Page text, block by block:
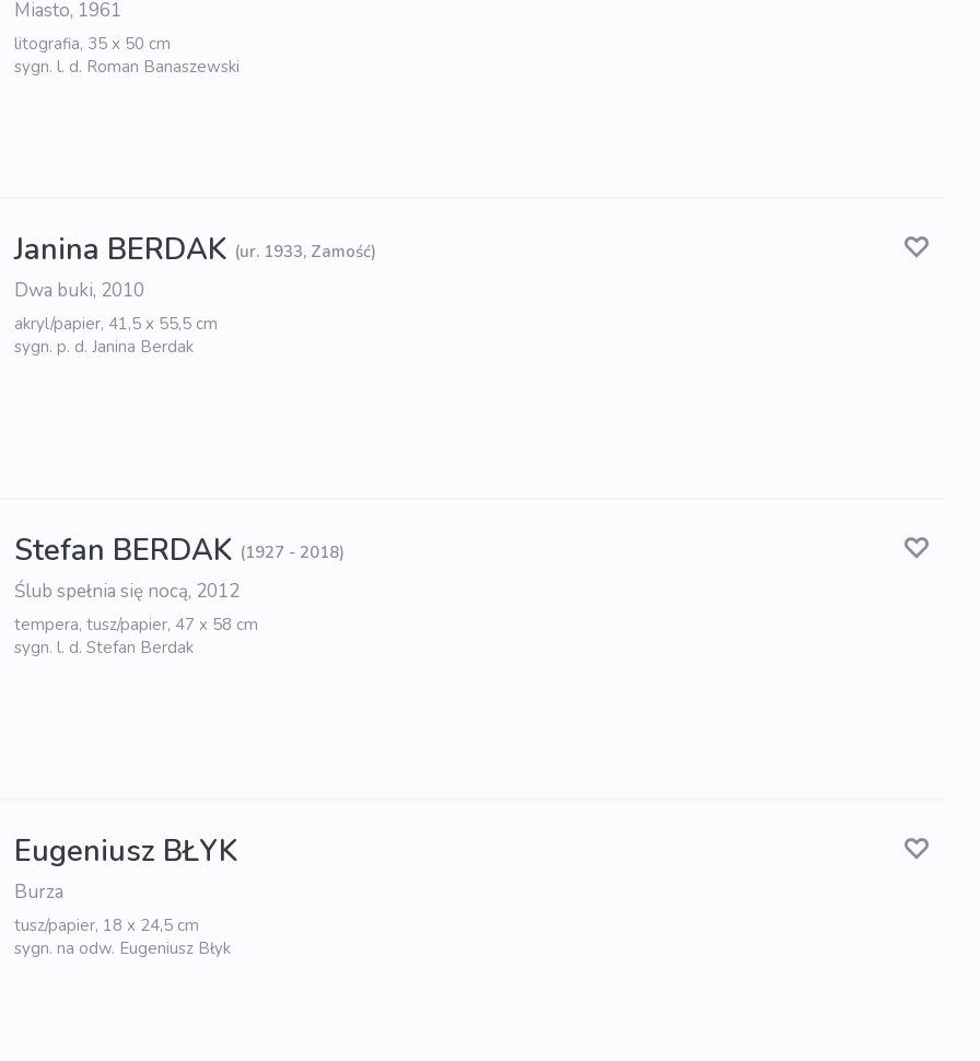
Miasto, 1961
litografia, 35 x 50 cm
sygn. l. d. Roman Banaszewski
Janina BERDAK (ur. 1933, Zamość)
Dwa buki, 2010
akryl/papier, 41,5 x 55,5 cm
sygn. p. d. Janina Berdak
Stefan BERDAK (1927 - 2018)
Ślub spełnia się nocą, 2012
tempera, tusz/papier, 47 x 58 cm
sygn. l. d. Stefan Berdak
Eugeniusz BŁYK
Burza
tusz/papier, 18 x 24,5 cm
sygn. na odw. Eugeniusz Błyk